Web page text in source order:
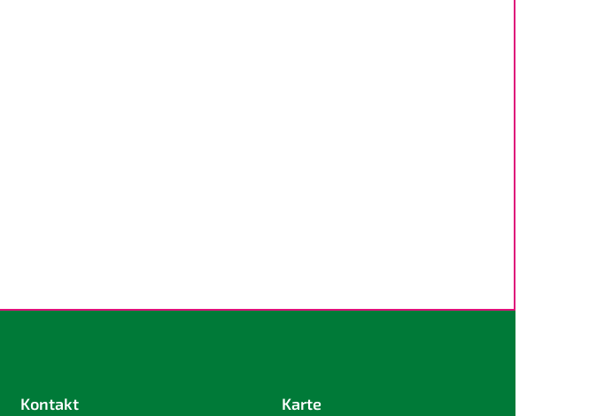
Kontakt Karte